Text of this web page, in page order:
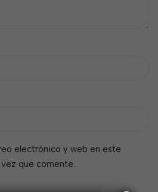
electrónico y web en este
que comente.